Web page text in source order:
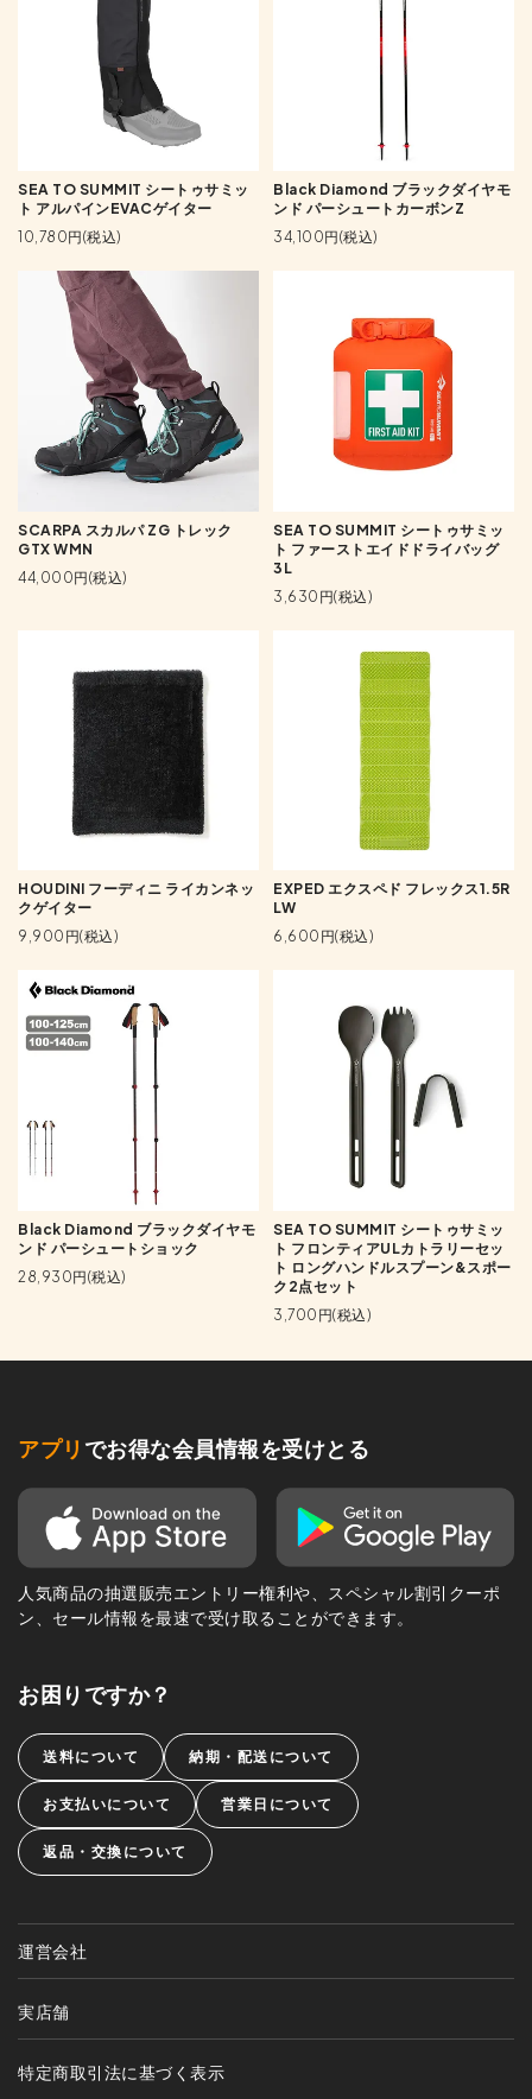
SEA TO SUMMIT シートゥサミッ
ト アルパインEVACゲイター
10,780円(税込)
Black Diamond ブラックダイヤモ
ンド パーシュートカーボンZ
34,100円(税込)
SCARPA スカルパ ZG トレック
GTX WMN
44,000円(税込)
SEA TO SUMMIT シートゥサミッ
ト ファーストエイドドライバッグ
3L
3,630円(税込)
HOUDINI フーディニ ライカンネッ
クゲイター
9,900円(税込)
EXPED エクスペド フレックス1.5R
LW
6,600円(税込)
Black Diamond ブラックダイヤモ
ンド パーシュートショック
28,930円(税込)
SEA TO SUMMIT シートゥサミッ
ト フロンティアULカトラリーセッ
ト ロングハンドルスプーン&スポー
ク2点セット
3,700円(税込)
アプリ でお得な会員情報を受けとる
人気商品の抽選販売エントリー権利や、スペシャル割引クーポ
ン、セール情報を最速で受け取ることができます。
お困りですか？
送料について 納期・配送について
お支払いについて 営業日について
返品・交換について
運営会社
実店舗
特定商取引法に基づく表示